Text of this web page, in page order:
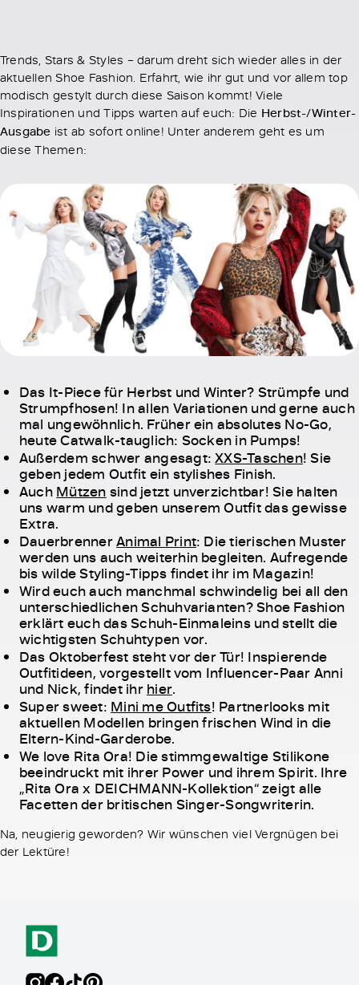
Trends, Stars & Styles – darum dreht sich wieder alles in der
aktuellen Shoe Fashion. Erfahrt, wie ihr gut und vor allem top
modisch gestylt durch diese Saison kommt! Viele
Inspirationen und Tipps warten auf euch: Die Herbst-/Winter-
Ausgabe ist ab sofort online! Unter anderem geht es um
diese Themen:
Das It-Piece für Herbst und Winter? Strümpfe und
Strumpfhosen! In allen Variationen und gerne auch
mal ungewöhnlich. Früher ein absolutes No-Go,
heute Catwalk-tauglich: Socken in Pumps!
Außerdem schwer angesagt:XXS-Taschen! Sie
geben jedem Outfit ein stylishes Finish.
Auch Mützen sind jetzt unverzichtbar! Sie halten
uns warm und geben unserem Outfit das gewisse
Extra.
DauerbrennerAnimal Print: Die tierischen Muster
werden uns auch weiterhin begleiten. Aufregende
bis wilde Styling-Tipps findet ihr im Magazin!
Wird euch auch manchmal schwindelig bei all den
unterschiedlichen Schuhvarianten? Shoe Fashion
erklärt euch das Schuh-Einmaleins und stellt die
wichtigsten Schuhtypen vor.
Das Oktoberfest steht vor der Tür! Inspierende
Outfitideen, vorgestellt vom Influencer-Paar Anni
und Nick, findet ihr hier.
Super sweet: Mini me Outfits! Partnerlooks mit
aktuellen Modellen bringen frischen Wind in die
Eltern-Kind-Garderobe.
We love Rita Ora! Die stimmgewaltige Stilikone
beeindruckt mit ihrer Power und ihrem Spirit. Ihre
„Rita Ora x DEICHMANN-Kollektion“ zeigt alle
Facetten der britischen Singer-Songwriterin.
Na, neugierig geworden? Wir wünschen viel Vergnügen bei
der Lektüre!